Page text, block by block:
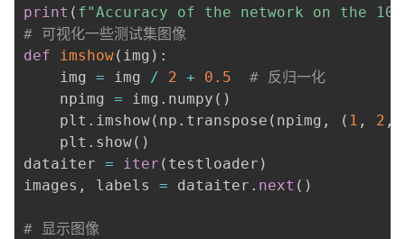
print ( f"Accuracy of the network on the
# 可视化一些测试集图像
def
imshow( img ) :
    img
= img / 2 + 0.5
# 反归一化
    npimg
= img . numpy ( )
    plt
. imshow( np . transpose ( npimg , ( 1 , 2 ,
    plt
. show( )
dataiter = iter ( testloader )
images , labels = dataiter . next ( )
# 显示图像